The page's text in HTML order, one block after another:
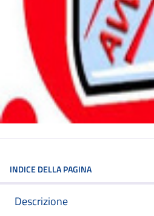
INDICE DELLA PAGINA
Descrizione